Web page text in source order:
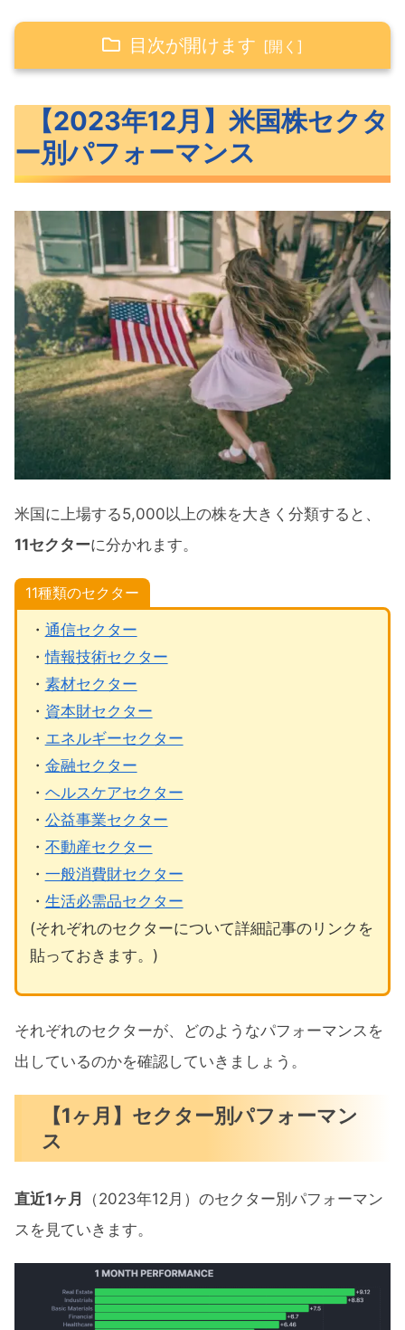
目次が開けます
マンス
【1ヶ月】セクター別パフォーマンス
【6ヶ月】セクター別パフォーマンス
【1年】セクター別パフォーマンス
おすすめのセクターETF11銘柄リターン比較
おすすめのセクターETF11銘柄
米国株12月のセクター別パフォーマンス ま
とめ
【2023年12月】米国株セクタ
ー別パフォーマンス
米国に上場する5,000以上の株を大きく分類すると、
11セクターに分かれます。
11種類のセクター
・ 通信セクター
・情報技術セクター
・ 素材セクター
・ 資本財セクター
・ エネルギーセクター
・ 金融セクター
・ ヘルスケアセクター
・ 公益事業セクター
・ 不動産セクター
・ 一般消費財セクター
・ 生活必需品セクター
(それぞれのセクターについて詳細記事のリンクを
貼っておきます。)
それぞれのセクターが、どのようなパフォーマンスを
出しているのかを確認していきましょう。
【1ヶ月】セクター別パフォーマン
ス
直近1ヶ月
（2023年12月）のセクター別パフォーマン
スを見ていきます。